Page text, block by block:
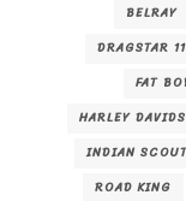
BELRAY
DRAGSTAR
FAT
HARLEY
INDIAN
ROAD KING